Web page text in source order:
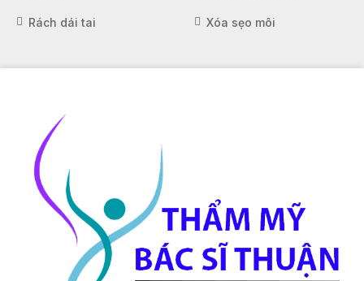
Rách dái tai Xóa sẹo môi